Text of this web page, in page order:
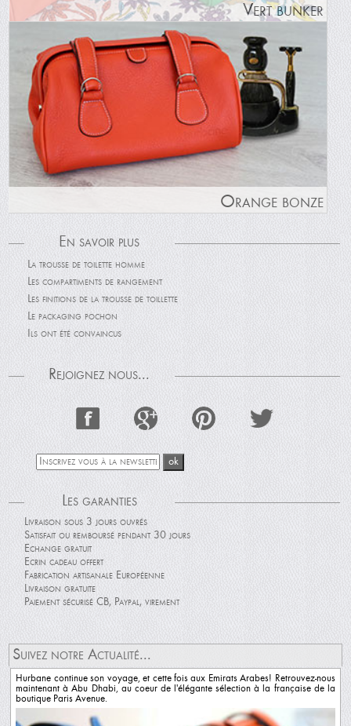
Vert bunker
Orange bonze
En savoir plus
La trousse de toilette homme
Les compartiments de rangement
Les finitions de la trousse de toillette
Le packaging pochon
Ils ont été convaincus
Rejoignez nous...
Les garanties
Livraison sous 3 jours ouvrés
Satisfait ou remboursé pendant 30 jours
Echange gratuit
Ecrin cadeau offert
Fabrication artisanale Européenne
Livraison gratuite
Paiement sécurisé CB, Paypal, virement
Suivez notre Actualité...
Hurbane continue son voyage, et cette fois aux Emirats Arabes! Retrouvez-nous
maintenant à Abu Dhabi, au coeur de l'élégante sélection à la française de la
boutique Paris Avenue.